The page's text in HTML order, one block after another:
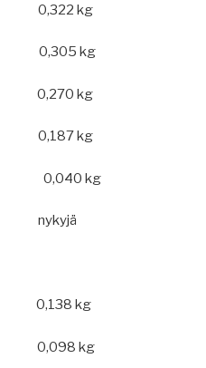
0,322 kg
kg
kg
0,187 kg
0,040 kg
nykyjä
kg
kg